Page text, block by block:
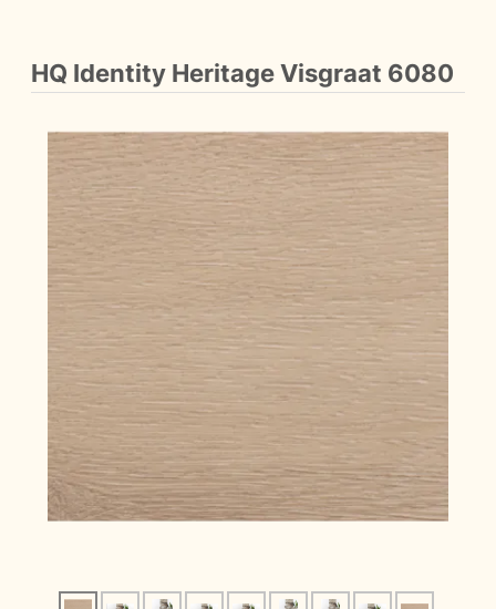
HQ Identity Heritage Visgraat 6080